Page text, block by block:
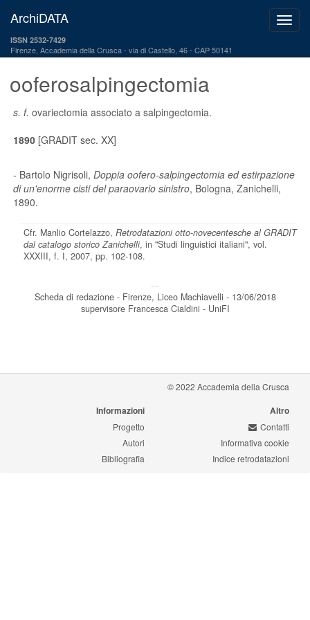
ArchiDATA
ISSN 2532-7429
Firenze, Accademia della Crusca via di Castello, 46 - CAP 50141
ooferosalpingectomia
s. f. ovariectomia associato a salpingectomia.
1890[GRADIT sec. XX]
- Bartolo Nigrisoli, Doppia oofero-salpingectomia ed estirpazione
di un'enorme cisti del paraovario sinistro, Bologna, Zanichelli,
1890.
Cfr. Manlio Cortelazzo, Retrodatazioni otto-novecentesche al GRADIT
dal catalogo storico Zanichelli, in "Studi linguistici italiani", vol.
XXXIII, f. I, 2007, pp. 102-108.
---
Scheda di redazione - Firenze, Liceo Machiavelli - 13/06/2018
supervisore Francesca Cialdini - UniFI
© 2022 Accademia della Crusca
Informazioni
Progetto
Autori
Bibliografia
Altro
Contatti
Informativa cookie
Indice retrodatazioni